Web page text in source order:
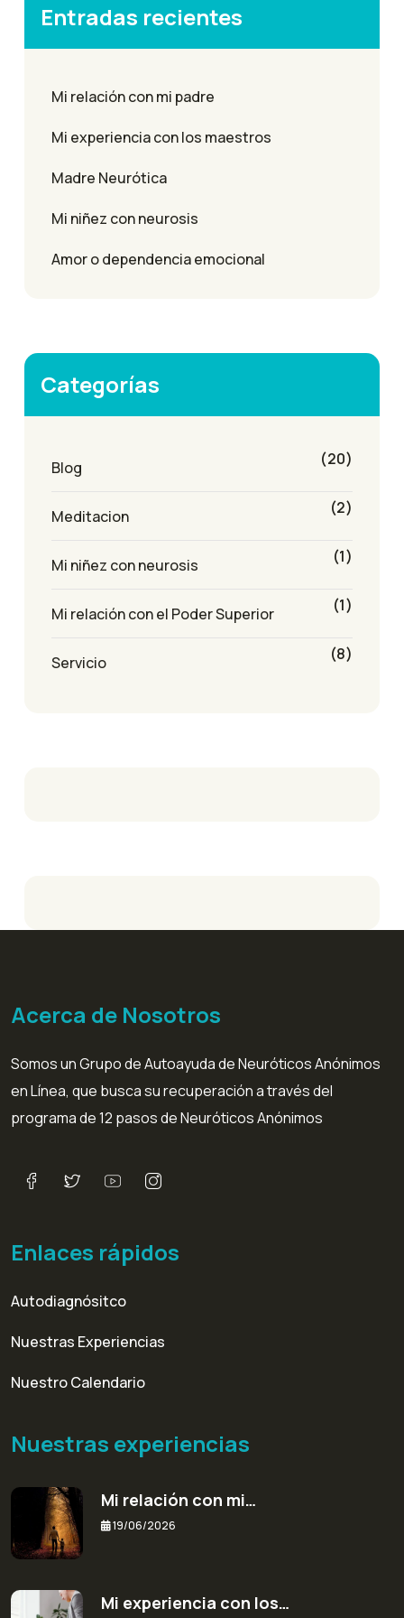
Entradas recientes
Mi relación con mi padre
Mi experiencia con los maestros
Madre Neurótica
Mi niñez con neurosis
Amor o dependencia emocional
Categorías
Blog (20)
Meditacion (2)
Mi niñez con neurosis (1)
Mi relación con el Poder Superior (1)
Servicio (8)
Acerca de Nosotros
Somos un Grupo de Autoayuda de Neuróticos Anónimos
en Línea, que busca su recuperación a través del
programa de 12 pasos de Neuróticos Anónimos
Enlaces rápidos
Autodiagnósitco
Nuestras Experiencias
Nuestro Calendario
Nuestras experiencias
Mi relación con mi…
19/06/2026
Mi experiencia con los…